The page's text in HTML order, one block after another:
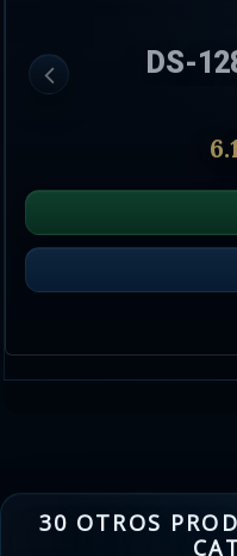
DS-
30 OTROS